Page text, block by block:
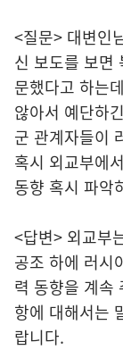
<질문> 대변인
신 보도를 보면
문했다고 하는
않아서 예단하
군 관계자들이
혹시 외교부에
동향 혹시 파악
<답변> 외교부
공조 하에 러시
력 동향을 계속
항에 대해서는
랍니다.